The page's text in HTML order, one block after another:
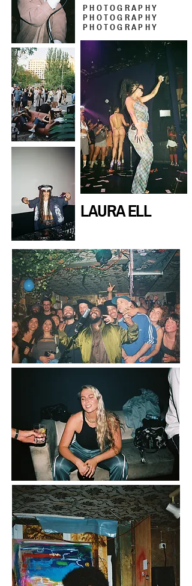
P H O T O G R A P H Y
P H O T O G R A P H Y
P H O T O G R A P H Y
LAURA ELL